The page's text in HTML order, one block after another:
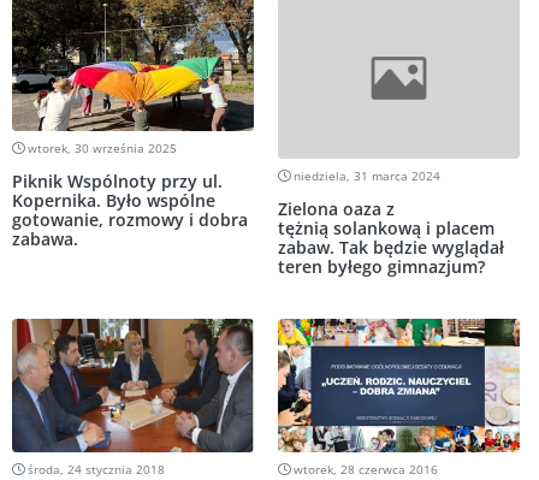
wtorek, 30 września 2025
Piknik Wspólnoty przy ul.
Kopernika. Było wspólne
gotowanie, rozmowy i dobra
zabawa.
niedziela, 31 marca 2024
Zielona oaza z
tężnią solankową i placem
zabaw. Tak będzie wyglądał
teren byłego gimnazjum?
środa, 24 stycznia 2018 wtorek, 28 czerwca 2016